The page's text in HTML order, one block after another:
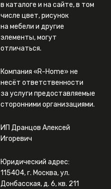
в каталоге и на сайте, в том
числе цвет, рисунок
на мебели и другие
элементы, могут
отличаться.
Компания «R-Home» не
несёт ответственности
за услуги предоставляемые
сторонними организациями.
ИП Дранцов Алексей
Игоревич
Юридический адрес:
115404, г. Москва, ул.
Донбасская, д. 6, кв. 211